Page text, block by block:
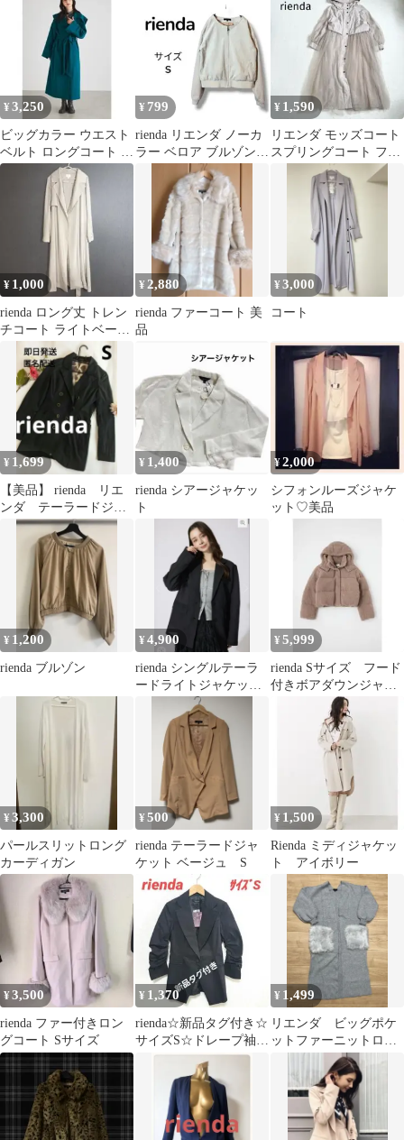
風 フェイクファー
¥ 3,250
ビッグカラー ウエスト
ベルト ロングコート グ
リーン
¥ 799
rienda リエンダ ノーカ
ラー ベロア ブルゾン
ピンクベージュ サイズ
¥ 1,590
リエンダ モッズコート
スプリングコート フー
ド付 チュール ドッキン
¥ 1,000
rienda ロング丈 トレン
チコート ライトベージ
ュ M ドレープ
¥ 2,880
rienda ファーコート 美
品
¥3,000
コート
¥ 1,699
【美品】 rienda リエ
ンダ テーラードジャ
ケット S
¥ 1,400
rienda シアージャケッ
ト
¥2,000
シフォンルーズジャケ
ット♡美品
¥ 1,200
rienda ブルゾン
¥4,900
rienda シングルテーラ
ードライトジャケッ
ト リエンダ シア
ー 黒ブラック
¥ 5,999
rienda Sサイズ フード
付きボアダウンジャケ
¥3,300
パールスリットロング
カーディガン
¥500
rienda テーラードジャ
ケット ベージュ S
¥ 1,500
Rienda ミディジャケッ
ト アイボリー
¥3,500
rienda ファー付きロン
グコート Sサイズ
¥ 1,370
rienda☆新品タグ付き☆
サイズS☆ドレープ袖ジ
ャケット
¥ 1,499
リエンダ ビッグポケ
ットファーニットロン